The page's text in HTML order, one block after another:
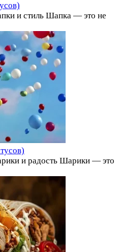
и стиль Шапка — это не
и радость Шарики — это